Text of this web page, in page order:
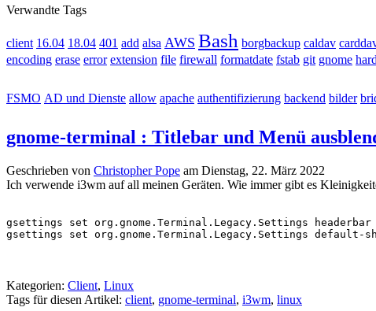
Verwandte Tags
client 16.04 18.04 401 add alsa AWS Bash borgbackup caldav
encoding erase error extension file firewall formatdate fstab git gnome
FSMO AD und Dienste allow apache authentifizierung backend bilder
gnome-terminal : Titlebar und Menü
Geschrieben von Christopher Pope am Dienstag, 22. März 2022
Ich verwende i3wm auf all meinen Geräten. Wie immer gibt es
gsettings set org.gnome.Terminal.Legacy.Settings
gsettings set org.gnome.Terminal.Legacy.Settings default-
Kategorien: Client, Linux
Tags für diesen Artikel: client, gnome-terminal, i3wm, linux